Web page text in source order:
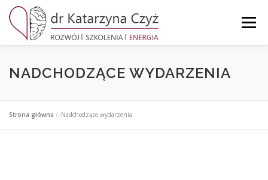
Menu
STRONA GŁÓWNA MOJE KONTO KOSZYK
KONTAKT
NADCHODZĄCE WYDARZENIA
Strona główna »Nadchodzące wydarzenia